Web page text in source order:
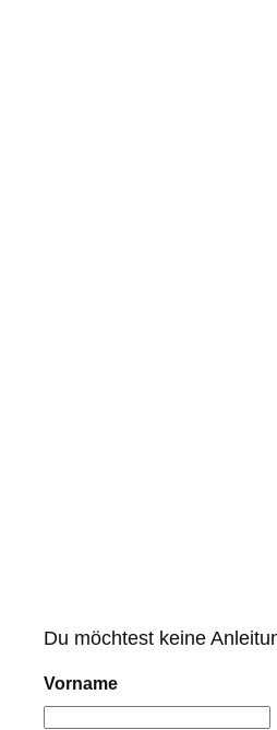
Du möchtest keine
Vorname